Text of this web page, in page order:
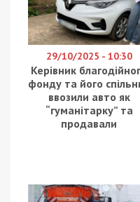
29/10/2025 - 10:30
Керівник
фонду та його
ввозили авто як
“гуманітарку” та
продавали